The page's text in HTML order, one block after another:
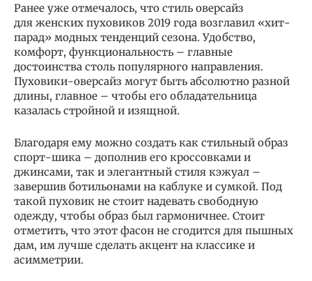
Ранее уже отмечалось, что стиль оверсайз
для женских пуховиков 2019 года возглавил «хит-
парад» модных тенденций сезона. Удобство,
комфорт, функциональность – главные
достоинства столь популярного направления.
Пуховики-оверсайз могут быть абсолютно разной
длины, главное – чтобы его обладательница
казалась стройной и изящной.
Благодаря ему можно создать как стильный образ
спорт-шика – дополнив его кроссовками и
джинсами, так и элегантный стиля кэжуал –
завершив ботильонами на каблуке и сумкой. Под
такой пуховик не стоит надевать свободную
одежду, чтобы образ был гармоничнее. Стоит
отметить, что этот фасон не сгодится для пышных
дам, им лучше сделать акцент на классике и
асимметрии.